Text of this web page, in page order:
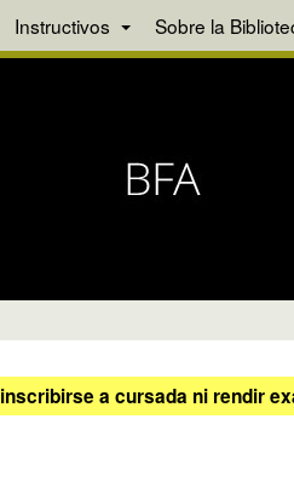
Instructivos Sobre la
a cursada ni rendir